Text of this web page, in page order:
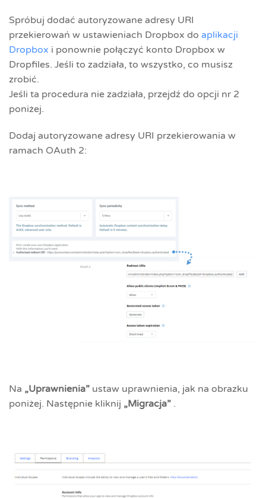
Spróbuj dodać autoryzowane adresy URI
przekierowań w ustawieniach Dropbox do aplikacji
Dropbox i ponownie połączyć konto Dropbox w
Dropfiles. Jeśli to zadziała, to wszystko, co musisz
zrobić.
Jeśli ta procedura nie zadziała, przejdź do opcji nr 2
poniżej.
Dodaj autoryzowane adresy URI przekierowania w
ramach OAuth 2:
Na „Uprawnienia” ustaw uprawnienia, jak na obrazku
poniżej. Następnie kliknij „Migracja” .